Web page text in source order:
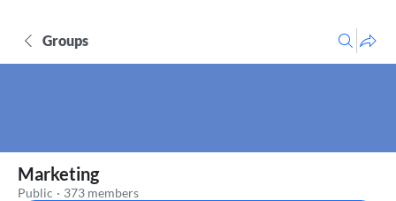
Groups
Marketing
Public · 373 members